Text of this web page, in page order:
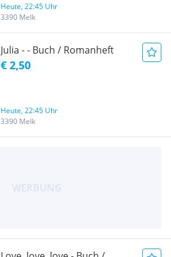
Heute, 22:45 Uhr
3390 Melk
Julia - - Buch / Romanheft
€ 2,50
Heute, 22:45 Uhr
3390 Melk